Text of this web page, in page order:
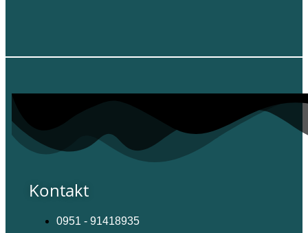
Kontakt
0951 - 91418935